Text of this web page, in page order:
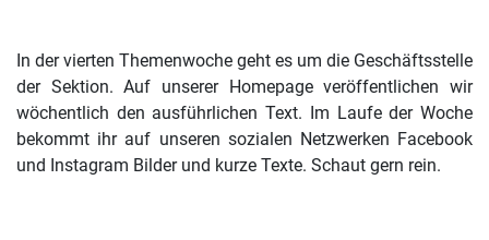
In der vierten Themenwoche geht es um die Geschäftsstelle
der Sektion. Auf unserer Homepage veröffentlichen wir
wöchentlich den ausführlichen Text. Im Laufe der Woche
bekommt ihr auf unseren sozialen Netzwerken Facebook
und Instagram Bilder und kurze Texte. Schaut gern rein.